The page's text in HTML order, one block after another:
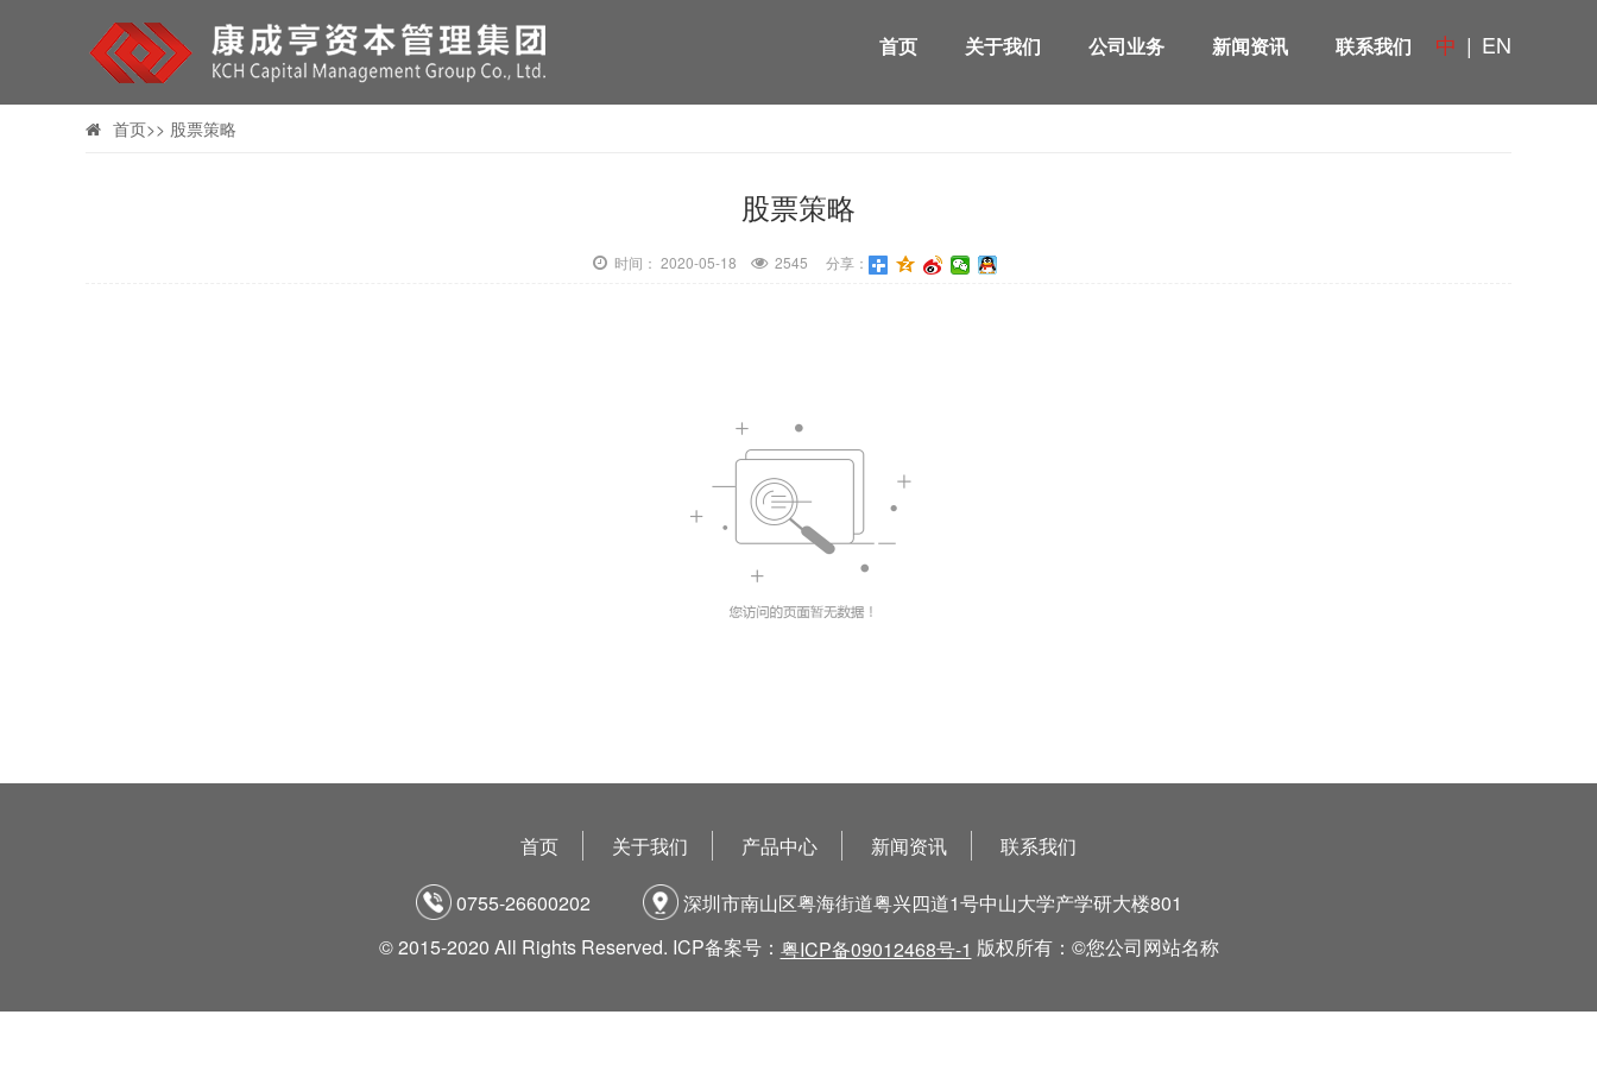
中 | EN
首页 关于我们 公司业务 新闻资讯 联系我们
首页>> 股票策略
股票策略
时间： 2020-05-18 2545 分享：
首页 关于我们 产品中心 新闻资讯 联系我们
0755-26600202
深圳市南山区粤海街道粤兴四道1号中山大学产学研大楼801
© 2015-2020 All Rights Reserved. ICP备案号： 粤ICP备09012468号-1 版权所有：©您公司网站名称